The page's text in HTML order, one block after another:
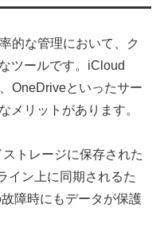
的な管理において、ク
ツールです。iCloud
OneDriveといったサー
メリットがあります。
ストレージに保存された
イン上に同期されるた
障時にもデータが保護